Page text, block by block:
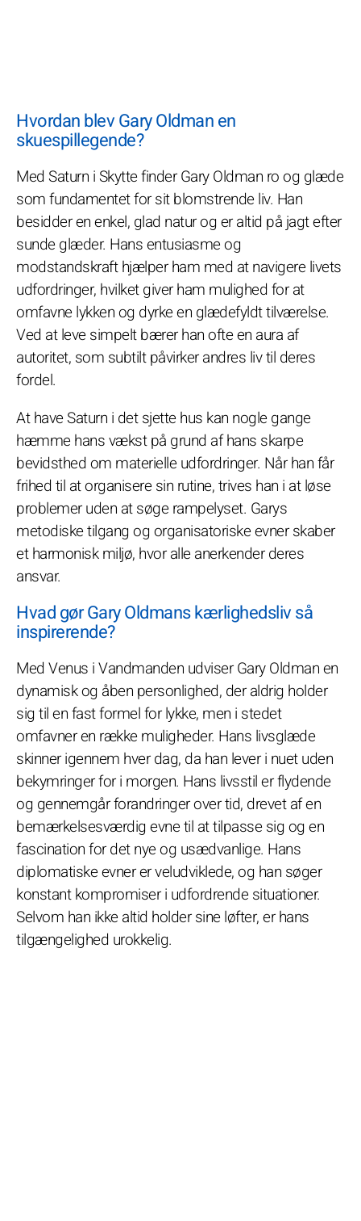
Hvordan blev Gary Oldman en
skuespillegende?
Med Saturn i Skytte finder Gary Oldman ro og glæde
som fundamentet for sit blomstrende liv. Han
besidder en enkel, glad natur og er altid på jagt efter
sunde glæder. Hans entusiasme og
modstandskraft hjælper ham med at navigere livets
udfordringer, hvilket giver ham mulighed for at
omfavne lykken og dyrke en glædefyldt tilværelse.
Ved at leve simpelt bærer han ofte en aura af
autoritet, som subtilt påvirker andres liv til deres
fordel.
At have Saturn i det sjette hus kan nogle gange
hæmme hans vækst på grund af hans skarpe
bevidsthed om materielle udfordringer. Når han får
frihed til at organisere sin rutine, trives han i at løse
problemer uden at søge rampelyset. Garys
metodiske tilgang og organisatoriske evner skaber
et harmonisk miljø, hvor alle anerkender deres
ansvar.
Hvad gør Gary Oldmans kærlighedsliv så
inspirerende?
Med Venus i Vandmanden udviser Gary Oldman en
dynamisk og åben personlighed, der aldrig holder
sig til en fast formel for lykke, men i stedet
omfavner en række muligheder. Hans livsglæde
skinner igennem hver dag, da han lever i nuet uden
bekymringer for i morgen. Hans livsstil er flydende
og gennemgår forandringer over tid, drevet af en
bemærkelsesværdig evne til at tilpasse sig og en
fascination for det nye og usædvanlige. Hans
diplomatiske evner er veludviklede, og han søger
konstant kompromiser i udfordrende situationer.
Selvom han ikke altid holder sine løfter, er hans
tilgængelighed urokkelig.